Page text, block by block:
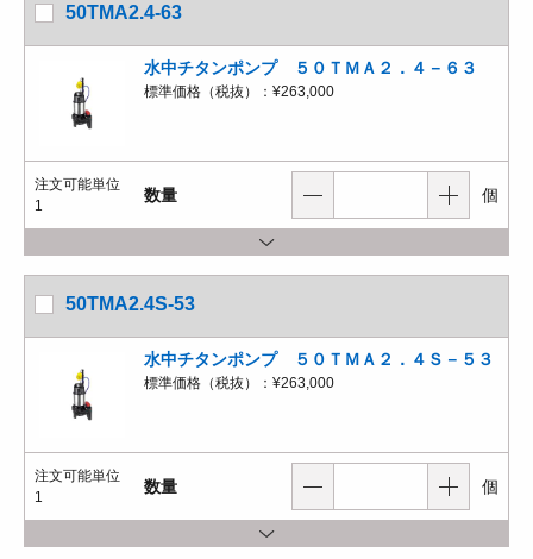
50TMA2.4-63
水中チタンポンプ ５０ＴＭＡ２．４－６３
標準価格（税抜）： ¥263,000
注文可能単位
1
数量 個
50TMA2.4S-53
水中チタンポンプ ５０ＴＭＡ２．４Ｓ－５３
標準価格（税抜）： ¥263,000
注文可能単位
1
数量 個